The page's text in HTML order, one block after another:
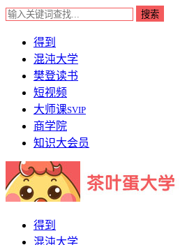
得到
混沌大学
樊登读书
短视频
大师课SVIP
商学院
知识大会员
得到
混沌大学